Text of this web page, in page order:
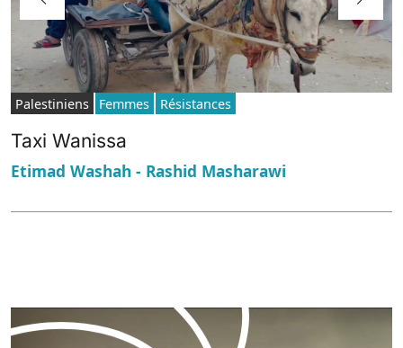
Palestiniens Femmes Résistances
Taxi Wanissa
Etimad Washah - Rashid Masharawi